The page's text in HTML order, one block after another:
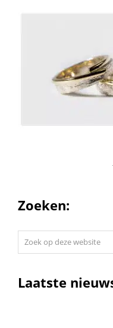
Zoeken:
website
Laatste